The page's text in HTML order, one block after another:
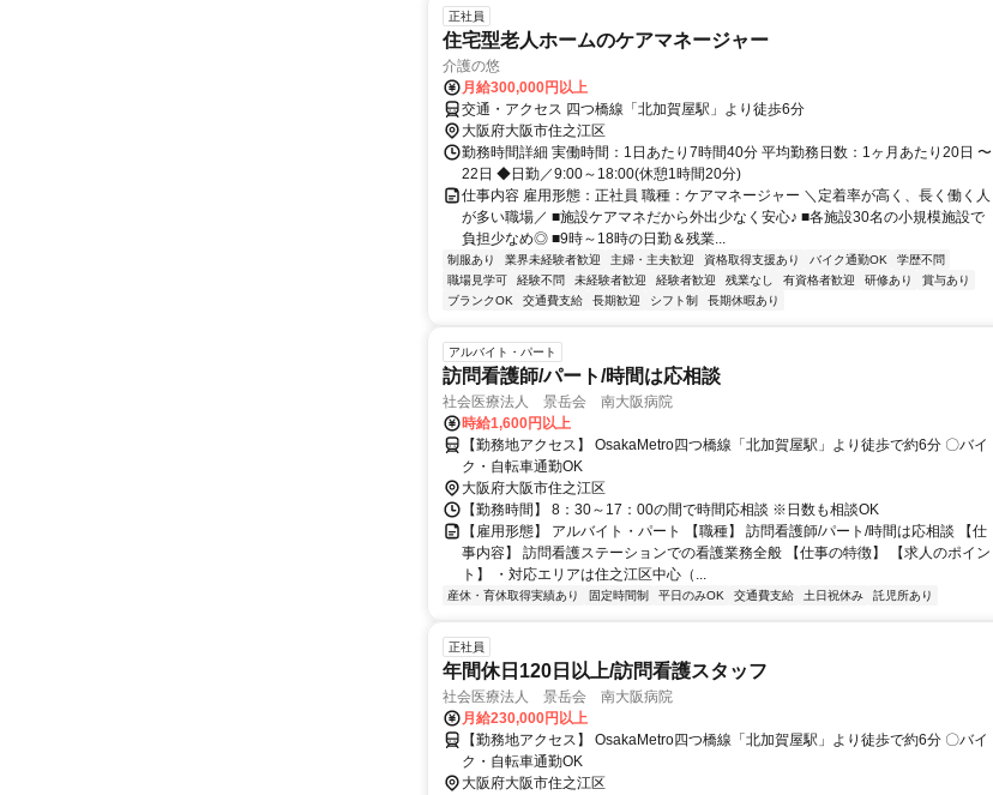
正社員
住宅型老人ホームのケアマネージャー
介護の悠
月給300,000円以上
交通・アクセス 四つ橋線「北加賀屋駅」より徒歩6分
大阪府大阪市住之江区
勤務時間詳細 実働時間：1日あたり7時間40分 平均勤務日数：1ヶ月あたり20日 〜
22日 ◆日勤／9:00～18:00(休憩1時間20分)
仕事内容 雇用形態：正社員 職種：ケアマネージャー ＼定着率が高く、長く働く人
が多い職場／ ■施設ケアマネだから外出少なく安心♪ ■各施設30名の小規模施設で
負担少なめ◎ ■9時～18時の日勤＆残業...
制服あり 業界未経験者歓迎 主婦・主夫歓迎 資格取得支援あり バイク通勤OK
学歴不問
職場見学可
経験不問 未経験者歓迎 経験者歓迎 残業なし 有資格者歓迎 研修あり
賞与あり
ブランクOK
交通費支給 長期歓迎 シフト制 長期休暇あり
アルバイト・パート
訪問看護師/パート/時間は応相談
社会医療法人 景岳会 南大阪病院
時給1,600円以上
【勤務地アクセス】 OsakaMetro四つ橋線「北加賀屋駅」より徒歩で約6分 〇バイ
ク・自転車通勤OK
大阪府大阪市住之江区
【勤務時間】 8：30～17：00の間で時間応相談 ※日数も相談OK
【雇用形態】 アルバイト・パート 【職種】 訪問看護師/パート/時間は応相談 【仕
事内容】 訪問看護ステーションでの看護業務全般 【仕事の特徴】 【求人のポイン
ト】 ・対応エリアは住之江区中心（...
産休・育休取得実績あり 固定時間制 平日のみOK 交通費支給 土日祝休み 託児所あり
正社員
年間休日120日以上/訪問看護スタッフ
社会医療法人 景岳会 南大阪病院
月給230,000円以上
【勤務地アクセス】 OsakaMetro四つ橋線「北加賀屋駅」より徒歩で約6分 〇バイ
ク・自転車通勤OK
大阪府大阪市住之江区